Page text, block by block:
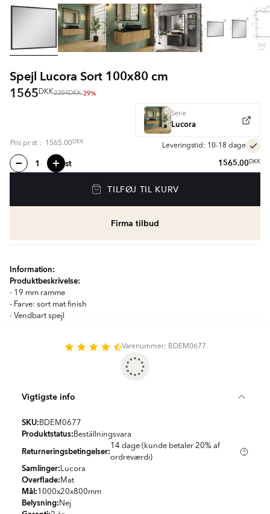
Spejl Lucora Sort 100x80 cm
1565 DKK2204DKK-29%
Serie
Lucora
Pris pr st : 1565.00DKK
Leveringstid: 10-18 dage
st 1565.00DKK
TILFØJ TIL KURV
Firma tilbud
Information:
Produktbeskrivelse:
- 19 mm ramme
- Farve: sort mat finish
- Vendbart spejl
Varenummer: BDEM0677
Vigtigste info
SKU: BDEM0677
Produktstatus: Beställningsvara
Returneringsbetingelser:14 dage (kunde betaler 20% af
ordreværdi)
Samlinger: Lucora
Overflade: Mat
Mål:1000x20x800mm
Belysning: Nej